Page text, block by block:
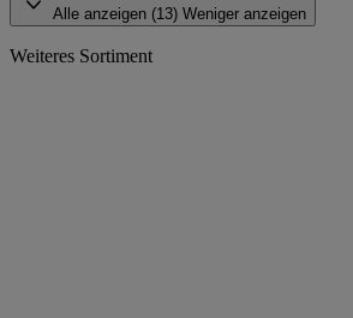
Alle anzeigen (13) Weniger anzeigen
Weiteres Sortiment